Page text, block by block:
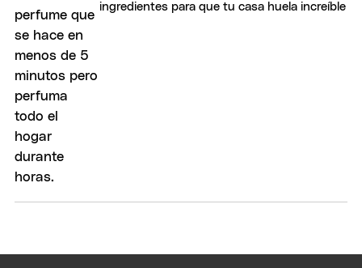
ingredientes para que tu casa huela increíble